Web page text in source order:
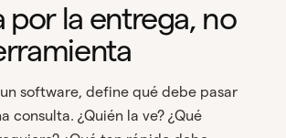
por la entrega, no
software, define qué debe pasar
consulta. ¿Quién la ve? ¿Qué